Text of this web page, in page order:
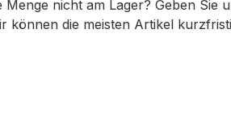
Menge nicht am Lager? Geben Sie
können die meisten Artikel